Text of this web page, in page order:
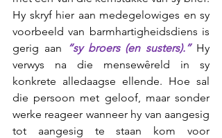
Hy skryf hier aan medegelowiges en sy
voorbeeld van barmhartigheidsdiens is
gerig aan
“sy broers (en susters).” Hy
verwys na die mensewêreld in sy
konkrete alledaagse ellende. Hoe sal
die persoon met geloof, maar sonder
werke reageer wanneer hy van aangesig
tot aangesig te staan kom voor